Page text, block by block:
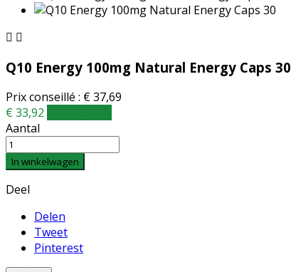
 
Q10 Energy 100mg Natural Energy Caps 30
Prix conseillé : € 37,69
€ 33,92
Aantal
In winkelwagen
Deel
Delen
Tweet
Pinterest